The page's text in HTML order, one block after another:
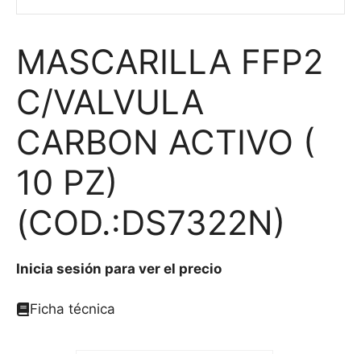
MASCARILLA FFP2
C/VALVULA
CARBON ACTIVO (
10 PZ)
(COD.:DS7322N)
Inicia sesión para ver el precio
Ficha técnica